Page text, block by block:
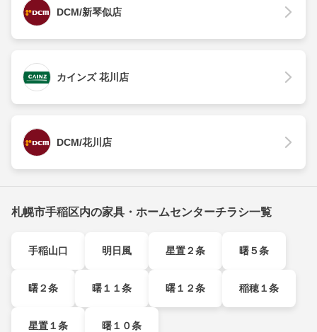
DCM/新琴似店
カインズ 花川店
DCM/花川店
札幌市手稲区内の家具・ホームセンターチラシ一覧
手稲山口 明日風 星置２条 曙５条
曙２条 曙１１条 曙１２条 稲穂１条
星置１条 曙１０条